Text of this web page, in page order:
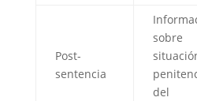
Post-
sentencia
sobre
del